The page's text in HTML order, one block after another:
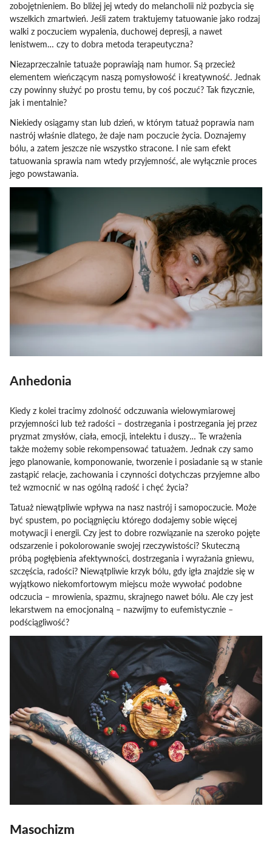
zobojętnieniem. Bo bliżej jej wtedy do melancholii niż pozbycia się
wszelkich zmartwień. Jeśli zatem traktujemy tatuowanie jako rodzaj
walki z poczuciem wypalenia, duchowej depresji, a nawet
lenistwem… czy to dobra metoda terapeutyczna?
Niezaprzeczalnie tatuaże poprawiają nam humor. Są przecież
elementem wieńczącym naszą pomysłowość i kreatywność. Jednak
czy powinny służyć po prostu temu, by coś poczuć? Tak fizycznie,
jak i mentalnie?
Niekiedy osiągamy stan lub dzień, w którym tatuaż poprawia nam
nastrój właśnie dlatego, że daje nam poczucie życia. Doznajemy
bólu, a zatem jeszcze nie wszystko stracone. I nie sam efekt
tatuowania sprawia nam wtedy przyjemność, ale wyłącznie proces
jego powstawania.
Anhedonia
Kiedy z kolei tracimy zdolność odczuwania wielowymiarowej
przyjemności lub też radości – dostrzegania i postrzegania jej przez
pryzmat zmysłów, ciała, emocji, intelektu i duszy… Te wrażenia
także możemy sobie rekompensować tatuażem. Jednak czy samo
jego planowanie, komponowanie, tworzenie i posiadanie są w stanie
zastąpić relacje, zachowania i czynności dotychczas przyjemne albo
też wzmocnić w nas ogólną radość i chęć życia?
Tatuaż niewątpliwie wpływa na nasz nastrój i samopoczucie. Może
być spustem, po pociągnięciu którego dodajemy sobie więcej
motywacji i energii. Czy jest to dobre rozwiązanie na szeroko pojęte
odszarzenie i pokolorowanie swojej rzeczywistości? Skuteczną
próbą pogłębienia afektywności, dostrzegania i wyrażania gniewu,
szczęścia, radości? Niewątpliwie krzyk bólu, gdy igła znajdzie się w
wyjątkowo niekomfortowym miejscu może wywołać podobne
odczucia – mrowienia, spazmu, skrajnego nawet bólu. Ale czy jest
lekarstwem na emocjonalną – nazwijmy to eufemistycznie –
podściągliwość?
Masochizm